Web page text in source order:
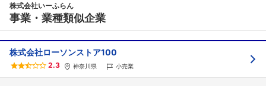
株式会社いーふらん
事業・業種類似企業
株式会社ローソンストア100
2.3 神奈川県 小売業